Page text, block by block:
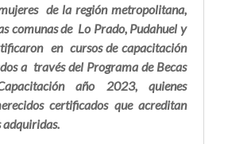
de la región metropolitana,
comunas de Lo Prado, Pudahuel y
en cursos de capacitación
a través del Programa de Becas
año 2023, quienes
certificados que acreditan
adquiridas.